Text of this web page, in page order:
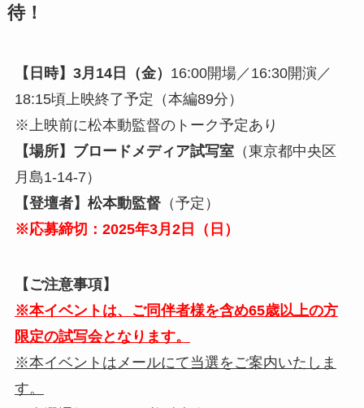
待！
【日時】3月14日（金） 16:00開場／16:30開演／
18:15頃上映終了予定（本編89分）
※上映前に松本動監督のトーク予定あり
【場所】 ブロードメディア試写室（東京都中央区
月島1-14-7）
【登壇者】松本動監督（予定）
※応募締切：2025年3月2日（日）
【ご注意事項】
※本イベントは、ご同伴者様を含め65歳以上の方
限定の試写会となります。
※本イベントはメールにて当選をご案内いたしま
す。